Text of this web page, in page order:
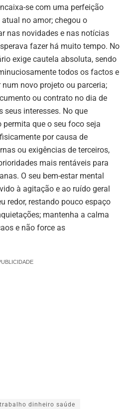
se com uma perfeição
no amor; chegou o
nas novidades e nas notícias
fazer há muito tempo. No
exige cautela absoluta, sendo
todos os factos e
novo projeto ou parceria;
ou contrato no dia de
seus interesses. No que
permita que o seu foco seja
por causa de
ou exigências de terceiros,
mais rentáveis para
O seu bem-estar mental
à agitação e ao ruído geral
redor, restando pouco espaço
mantenha a calma
e não force as
dinheiro saúde